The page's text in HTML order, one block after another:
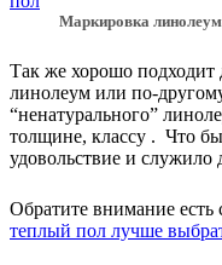
Маркировка
Так же хорошо подходит
линолеум или по-
“ненатурального”
толщине, классу . Что
удовольствие и служило
Обратите внимание есть
теплый пол лучше